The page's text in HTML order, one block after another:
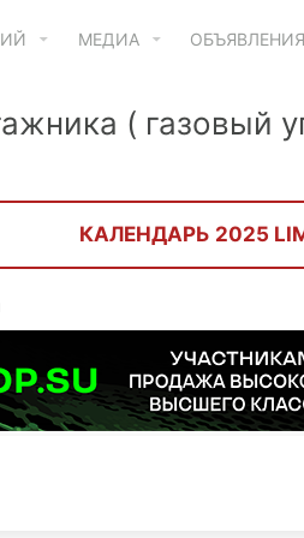
МЕДИА ОБЪЯВЛЕНИЯ
( газовый
КАЛЕНДАРЬ 2025